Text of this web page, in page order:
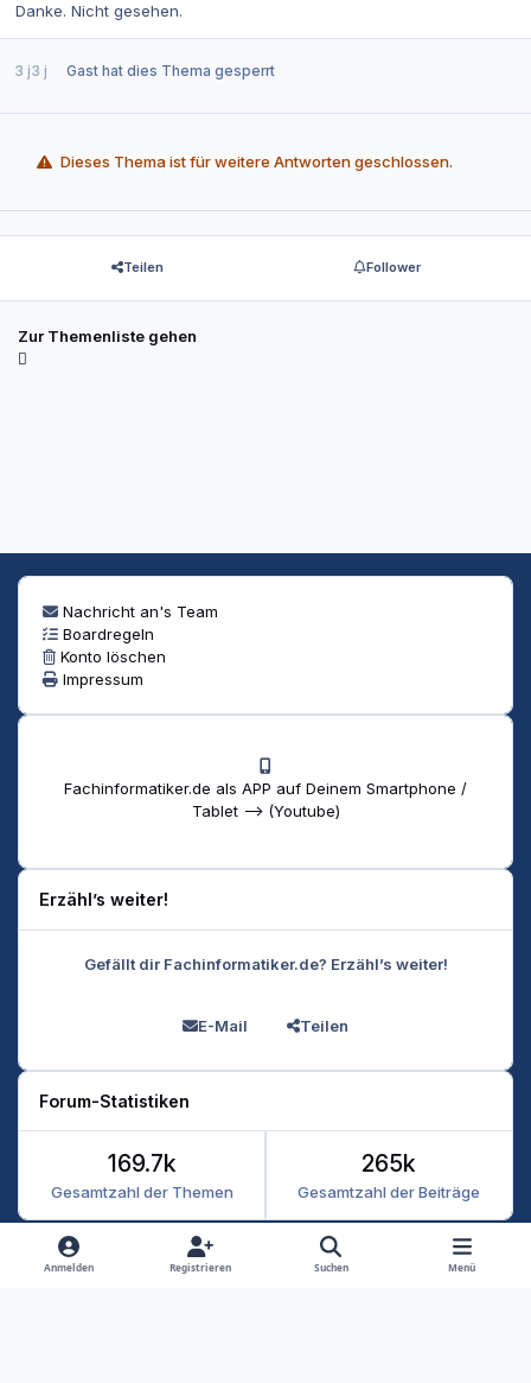
Danke. Nicht gesehen.
3 j3 j Gasthat dies Thema gesperrt
Dieses Thema ist für weitere Antworten geschlossen.
Teilen Follower
Zur Themenliste gehen
Nachricht an's Team
Boardregeln
Konto löschen
Impressum
Fachinformatiker.de als APP auf Deinem Smartphone /
Tablet --> (Youtube)
Erzähl’s weiter!
Gefällt dir Fachinformatiker.de? Erzähl’s weiter!
E-Mail Teilen
Forum-Statistiken
Gesamtzahl der Themen
169.7k
Gesamtzahl der Beiträge
265k
Heller Modus
Dunkler Modus
Systemeinstellung
Anmelden Registrieren Suchen Menü